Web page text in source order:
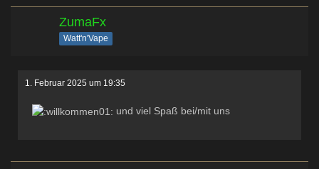
ZumaFx
Watt'n'Vape
1. Februar 2025 um 19:35
und viel Spaß bei/mit uns